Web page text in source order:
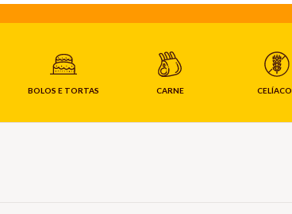
BOLOS E TORTAS CARNE